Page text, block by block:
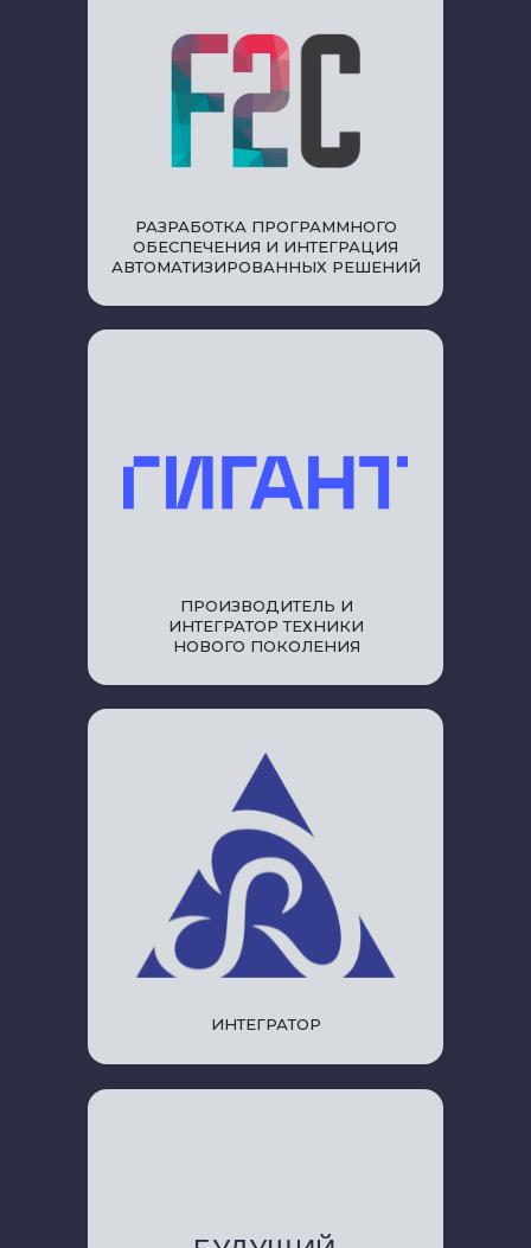
ПРОИЗВОДИТЕЛЬ И
ИНТЕГРАТОР ТЕХНИКИ
НОВОГО ПОКОЛЕНИЯ
ИНТЕГРАТОР
РАЗРАБОТКА ПРОГРАММНОГО
ОБЕСПЕЧЕНИЯ И ИНТЕГРАЦИЯ
АВТОМАТИЗИРОВАННЫХ РЕШЕНИЙ